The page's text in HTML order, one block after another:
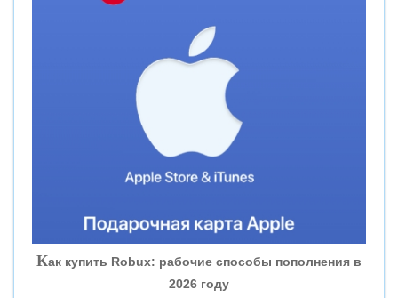
«ВНЕШПРОМБАНК»
«БАНК ГЛОБЭКС»
«СОВКОМБАНК»
Как купить Robux: рабочие способы пополнения в
2026 году